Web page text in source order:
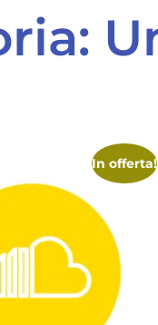
In offerta!